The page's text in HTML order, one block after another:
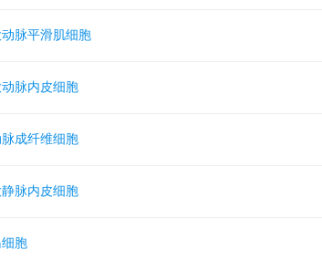
脉平滑肌细胞
脉内皮细胞
成纤维细胞
脉内皮细胞
胞